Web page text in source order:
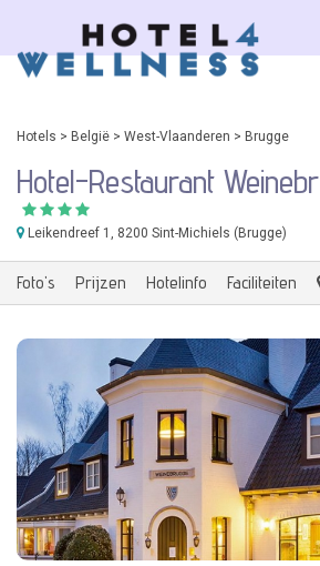
Hotels > België > West-Vlaanderen > Brugge
Hotel-Restaurant
Leikendreef 1, 8200 Sint-Michiels (Brugge)
Foto's Prijzen Hotelinfo Faciliteiten